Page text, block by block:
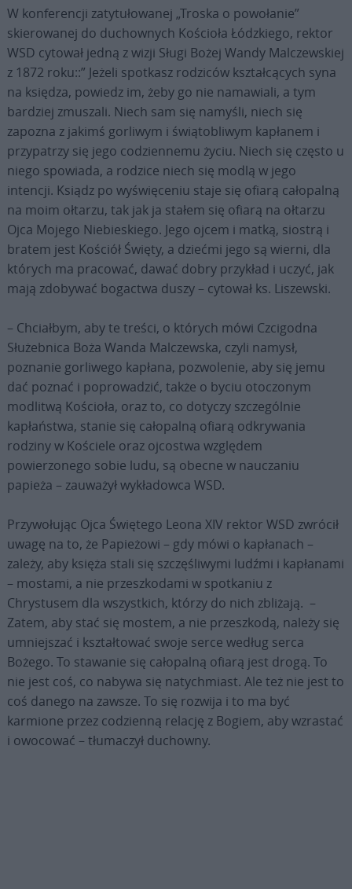
W konferencji zatytułowanej „Troska o powołanie”
skierowanej do duchownych Kościoła Łódzkiego, rektor
WSD cytował jedną z wizji Sługi Bożej Wandy Malczewskiej
z 1872 roku::” Jeżeli spotkasz rodziców kształcących syna
na księdza, powiedz im, żeby go nie namawiali, a tym
bardziej zmuszali. Niech sam się namyśli, niech się
zapozna z jakimś gorliwym i świątobliwym kapłanem i
przypatrzy się jego codziennemu życiu. Niech się często u
niego spowiada, a rodzice niech się modlą w jego
intencji. Ksiądz po wyświęceniu staje się ofiarą całopalną
na moim ołtarzu, tak jak ja stałem się ofiarą na ołtarzu
Ojca Mojego Niebieskiego. Jego ojcem i matką, siostrą i
bratem jest Kościół Święty, a dziećmi jego są wierni, dla
których ma pracować, dawać dobry przykład i uczyć, jak
mają zdobywać bogactwa duszy – cytował ks. Liszewski.
– Chciałbym, aby te treści, o których mówi Czcigodna
Służebnica Boża Wanda Malczewska, czyli namysł,
poznanie gorliwego kapłana, pozwolenie, aby się jemu
dać poznać i poprowadzić, także o byciu otoczonym
modlitwą Kościoła, oraz to, co dotyczy szczególnie
kapłaństwa, stanie się całopalną ofiarą odkrywania
rodziny w Kościele oraz ojcostwa względem
powierzonego sobie ludu, są obecne w nauczaniu
papieża – zauważył wykładowca WSD.
Przywołując Ojca Świętego Leona XIV rektor WSD zwrócił
uwagę na to, że Papieżowi – gdy mówi o kapłanach –
zależy, aby księża stali się szczęśliwymi ludźmi i kapłanami
– mostami, a nie przeszkodami w spotkaniu z
Chrystusem dla wszystkich, którzy do nich zbliżają. –
Zatem, aby stać się mostem, a nie przeszkodą, należy się
umniejszać i kształtować swoje serce według serca
Bożego. To stawanie się całopalną ofiarą jest drogą. To
nie jest coś, co nabywa się natychmiast. Ale też nie jest to
coś danego na zawsze. To się rozwija i to ma być
karmione przez codzienną relację z Bogiem, aby wzrastać
i owocować – tłumaczył duchowny.